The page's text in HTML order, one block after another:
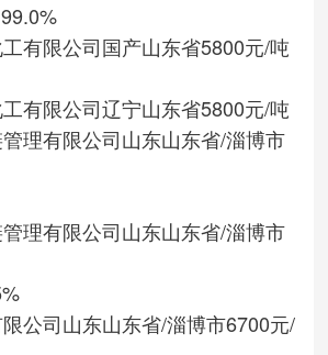
有限公司国产山东省5800元/吨
有限公司辽宁山东省5800元/吨
理有限公司山东山东省/淄博市
理有限公司山东山东省/淄博市
公司山东山东省/淄博市6700元/